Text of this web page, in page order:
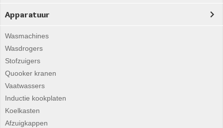
Apparatuur
Wasmachines
Wasdrogers
Stofzuigers
Quooker kranen
Vaatwassers
Inductie kookplaten
Koelkasten
Afzuigkappen